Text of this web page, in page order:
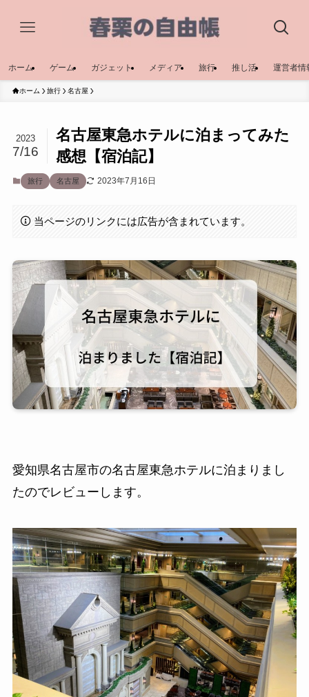
ホーム ゲーム ガジェット メディア 旅行 推し活 運営者情
ホーム 旅行 名古屋
名古屋東急ホテルに泊まってみた
感想【宿泊記】
2023
7/16
旅行 名古屋 2023年7月16日
当ページのリンクには広告が含まれています。
愛知県名古屋市の名古屋東急ホテルに泊まりまし
たのでレビューします。